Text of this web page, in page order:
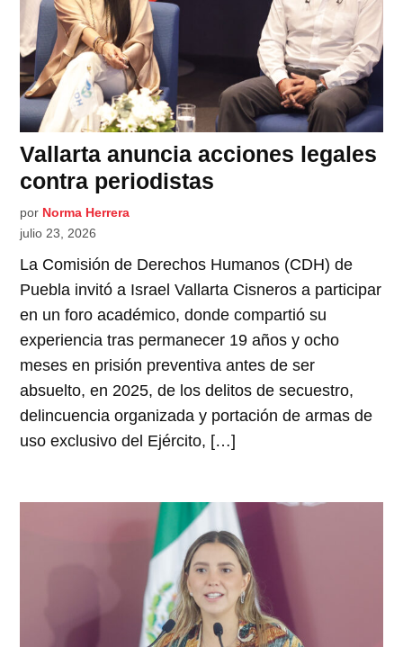
Vallarta anuncia acciones legales
contra periodistas
por Norma Herrera
julio 23, 2026
La Comisión de Derechos Humanos (CDH) de
Puebla invitó a Israel Vallarta Cisneros a participar
en un foro académico, donde compartió su
experiencia tras permanecer 19 años y ocho
meses en prisión preventiva antes de ser
absuelto, en 2025, de los delitos de secuestro,
delincuencia organizada y portación de armas de
uso exclusivo del Ejército, […]